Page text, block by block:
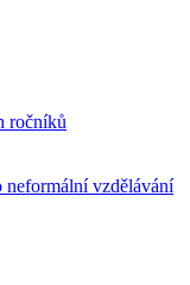
ročníků
neformální vzdělávání